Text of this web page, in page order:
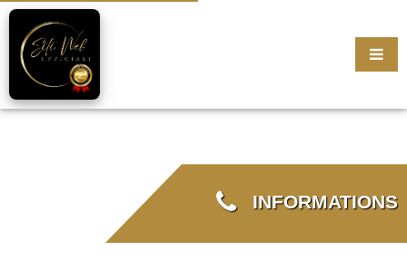
INFORMATIONS